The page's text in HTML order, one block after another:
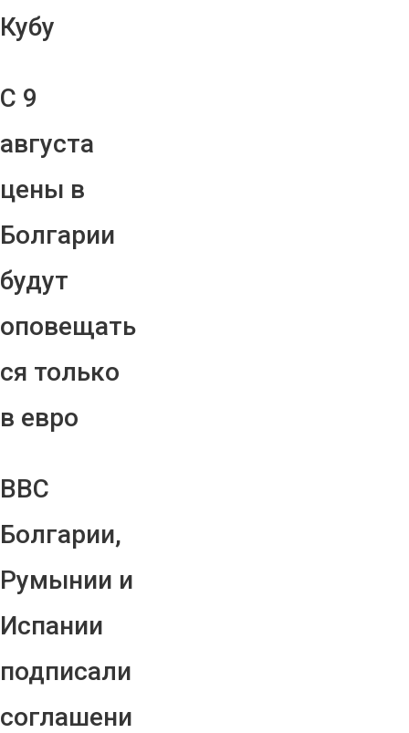
Кубу
С 9
августа
цены в
Болгарии
будут
оповещать
ся только
в евро
ВВС
Болгарии,
Румынии и
Испании
подписали
соглашени